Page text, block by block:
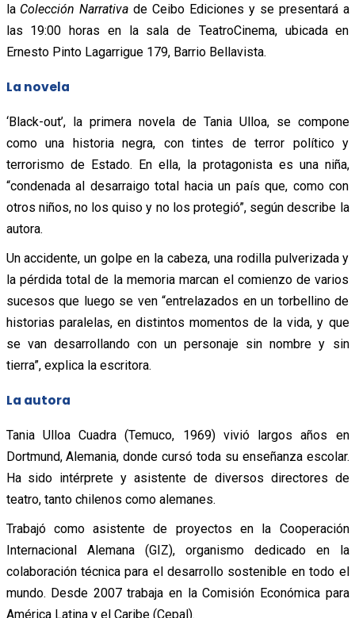
la Colección Narrativa de Ceibo Ediciones y se presentará a
las 19:00 horas en la sala de TeatroCinema, ubicada en
Ernesto Pinto Lagarrigue 179, Barrio Bellavista.
La novela
‘Black-out’, la primera novela de Tania Ulloa, se compone
como una historia negra, con tintes de terror político y
terrorismo de Estado. En ella, la protagonista es una niña,
“condenada al desarraigo total hacia un país que, como con
otros niños, no los quiso y no los protegió”, según describe la
autora.
Un accidente, un golpe en la cabeza, una rodilla pulverizada y
la pérdida total de la memoria marcan el comienzo de varios
sucesos que luego se ven “entrelazados en un torbellino de
historias paralelas, en distintos momentos de la vida, y que
se van desarrollando con un personaje sin nombre y sin
tierra”, explica la escritora.
La autora
Tania Ulloa Cuadra (Temuco, 1969) vivió largos años en
Dortmund, Alemania, donde cursó toda su enseñanza escolar.
Ha sido intérprete y asistente de diversos directores de
teatro, tanto chilenos como alemanes.
Trabajó como asistente de proyectos en la Cooperación
Internacional Alemana (GIZ), organismo dedicado en la
colaboración técnica para el desarrollo sostenible en todo el
mundo. Desde 2007 trabaja en la Comisión Económica para
América Latina y el Caribe (Cepal).